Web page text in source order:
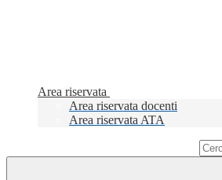
Area riservata
Area riservata docenti
Area riservata ATA